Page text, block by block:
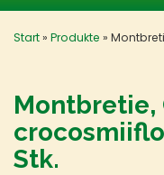
Start» Produkte »
Montbretie,
Stk.